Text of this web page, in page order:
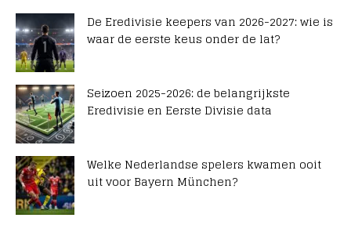
De Eredivisie keepers van 2026-2027: wie is
waar de eerste keus onder de lat?
Seizoen 2025-2026: de belangrijkste
Eredivisie en Eerste Divisie data
Welke Nederlandse spelers kwamen ooit
uit voor Bayern München?